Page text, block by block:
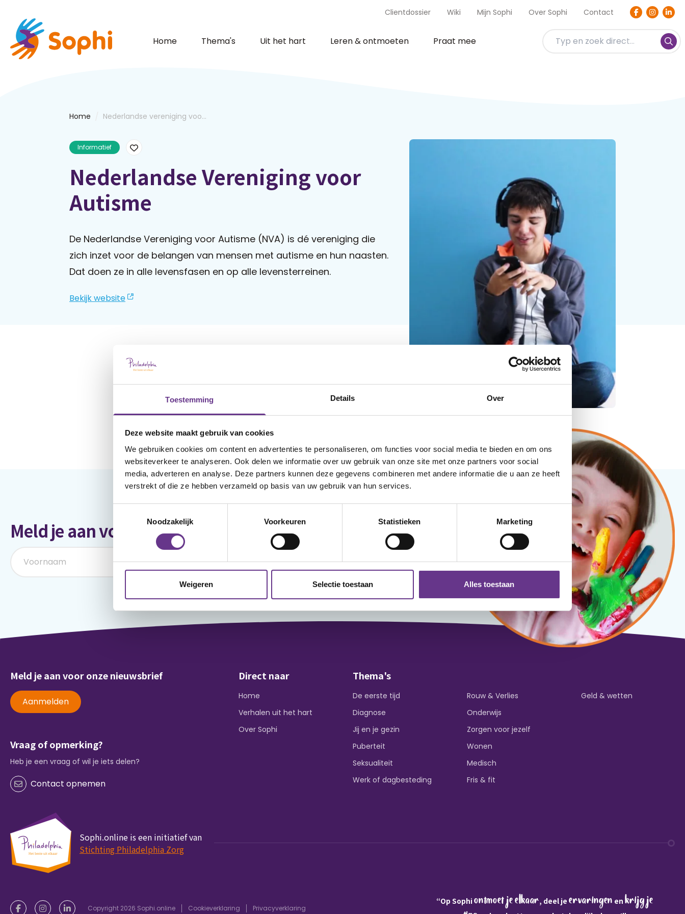
Toestemming Details Over
Deze website maakt gebruik van cookies
We gebruiken cookies om content en advertenties te personaliseren, om functies voor social media te bieden en om ons
websiteverkeer te analyseren. Ook delen we informatie over uw gebruik van onze site met onze partners voor social
media, adverteren en analyse. Deze partners kunnen deze gegevens combineren met andere informatie die u aan ze heeft
verstrekt of die ze hebben verzameld op basis van uw gebruik van hun services.
Noodzakelijk
Voorkeuren Statistieken Marketing
Weigeren Selectie toestaan Alles toestaan
Clientdossier Wiki Mijn Sophi Over Sophi Contact
Home Thema's Uit het hart Leren & ontmoeten Praat mee
Home Nederlandse vereniging voo...
Informatief
Nederlandse Vereniging voor
Autisme
De Nederlandse Vereniging voor Autisme (NVA) is dé vereniging die
zich inzet voor de belangen van mensen met autisme en hun naasten.
Dat doen ze in alle levensfasen en op alle levensterreinen.
Bekijk website
Meld je aan voor onze nieuwsbrief
Aanmelden
Meld je aan voor onze nieuwsbrief
Aanmelden
Vraag of opmerking?
Heb je een vraag of wil je iets delen?
Contact opnemen
Direct naar
Home
Verhalen uit het hart
Over Sophi
Thema's
De eerste tijd
Diagnose
Jij en je gezin
Puberteit
Seksualiteit
Werk of dagbesteding
Rouw & Verlies
Onderwijs
Zorgen voor jezelf
Wonen
Medisch
Fris & fit
Geld & wetten
Sophi.online is een initiatief van
Stichting Philadelphia Zorg
Copyright 2026 Sophi.online Cookieverklaring Privacyverklaring
“Op Sophiontmoet je elkaar, deel jeervaringen enkrijg je